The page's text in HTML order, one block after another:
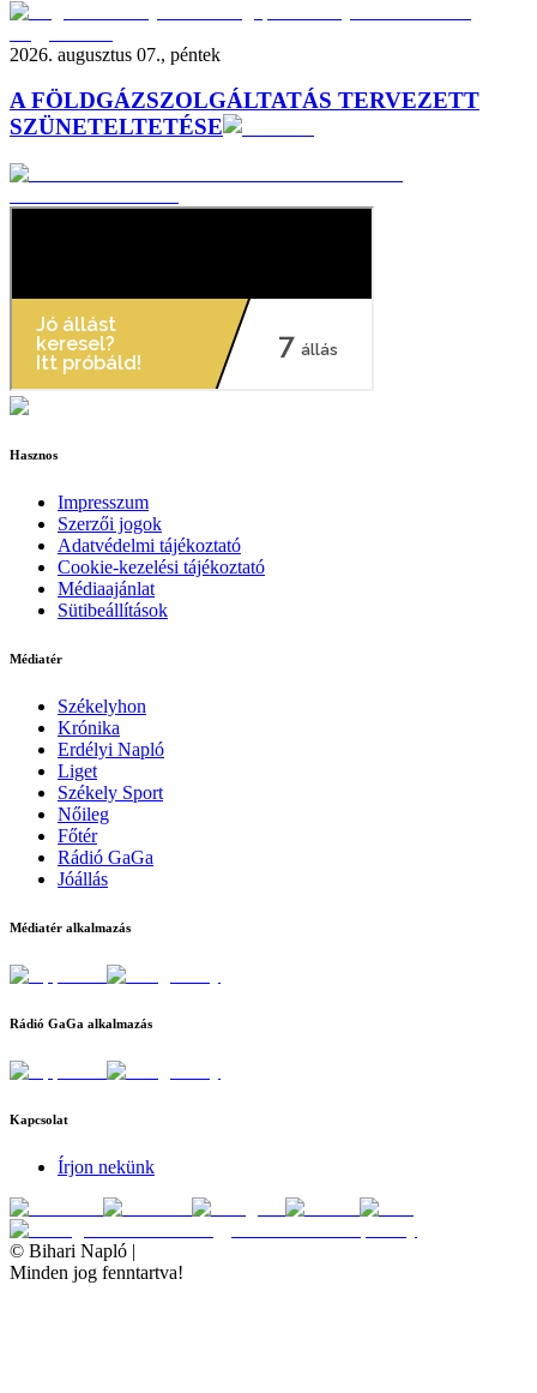
2026. augusztus 07., péntek
A FÖLDGÁZSZOLGÁLTATÁS TERVEZETT
SZÜNETELTETÉSE
Hasznos
Impresszum
Szerzői jogok
Adatvédelmi tájékoztató
Cookie-kezelési tájékoztató
Médiaajánlat
Sütibeállítások
Médiatér
Székelyhon
Krónika
Erdélyi Napló
Liget
Székely Sport
Nőileg
Főtér
Rádió GaGa
Jóállás
Médiatér alkalmazás
Rádió GaGa alkalmazás
Kapcsolat
Írjon nekünk
© Bihari Napló |
Minden jog fenntartva!